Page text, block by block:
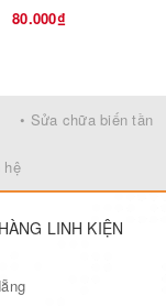
80.000₫
• Sửa chữa biến tần
hệ
LINH KIỆN